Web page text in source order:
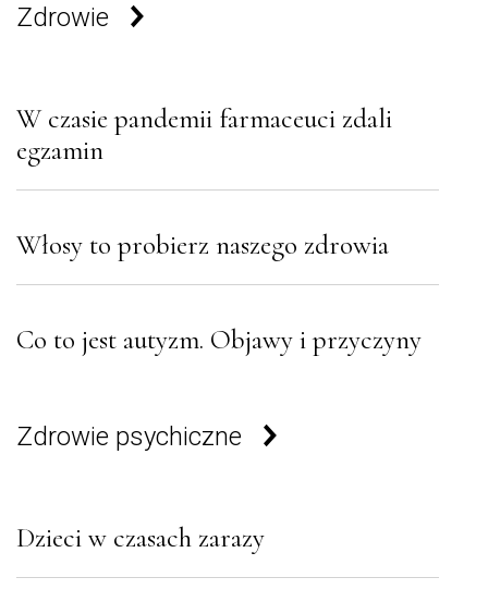
Zdrowie
W czasie pandemii farmaceuci zdali
egzamin
Włosy to probierz naszego zdrowia
Co to jest autyzm. Objawy i przyczyny
Zdrowie psychiczne
Dzieci w czasach zarazy